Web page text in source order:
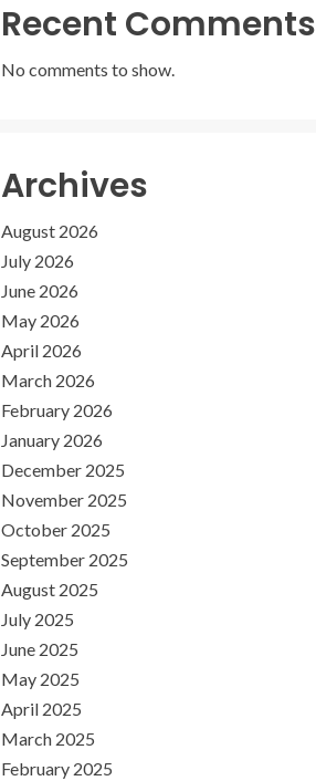
Recent Comments
No comments to show.
Archives
August 2026
July 2026
June 2026
May 2026
April 2026
March 2026
February 2026
January 2026
December 2025
November 2025
October 2025
September 2025
August 2025
July 2025
June 2025
May 2025
April 2025
March 2025
February 2025